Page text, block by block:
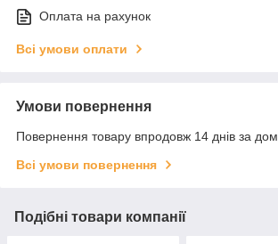
Оплата на рахунок
Всі умови оплати
Умови повернення
Повернення товару впродовж 14 днів за
Всі умови повернення
Подібні товари компанії